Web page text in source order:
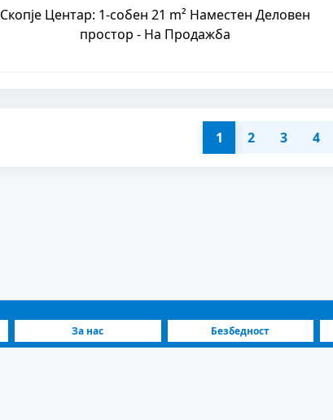
Скопје Центар: 1-собен 21 m² Наместен Деловен
простор - На Продажба
1 2 3 4
За нас Безбедност